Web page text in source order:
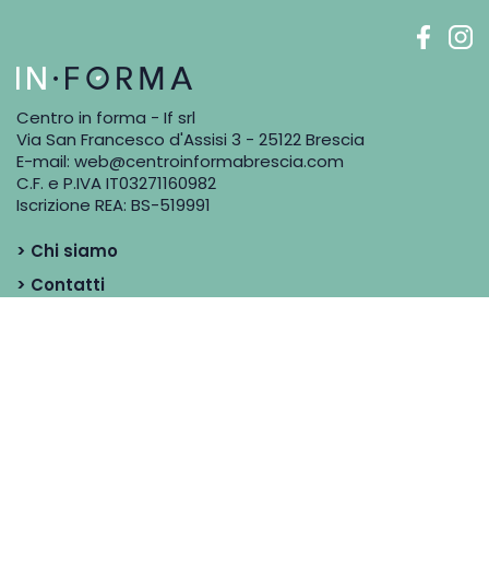
Centro in forma - If srl
Via San Francesco d'Assisi 3 - 25122 Brescia
E-mail: web@centroinformabrescia.com
C.F. e P.IVA IT03271160982
Iscrizione REA: BS-519991
> Chi siamo
> Contatti